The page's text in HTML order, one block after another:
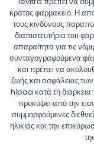
κράτος φαρμακείο. Η
τους κινδύνους
διαπιστευτήρια του
απαραίτητα για τις
συνταγογραφούμενα
και πρέπει να
ζωής και ασφάλειας
hipaa κατά τη
προκύψει από την
συμμορφούμενες
ηλικίας και την